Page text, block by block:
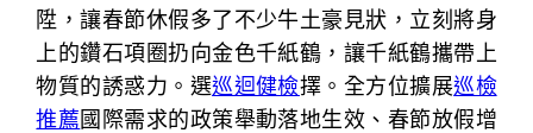
陞，讓春節休假多了不少牛土豪見狀，立刻將身
上的鑽石項圈扔向金色千紙鶴，讓千紙鶴攜帶上
物質的誘惑力。選巡迴健檢擇。全方位擴展巡檢
推薦國際需求的政策舉動落地生效、春節放假增